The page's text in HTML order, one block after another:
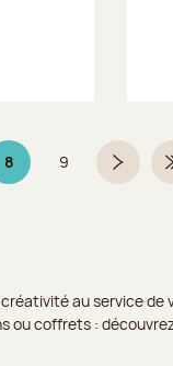
8Page 8 sur 9
Page
9 Page
au service
coffrets :